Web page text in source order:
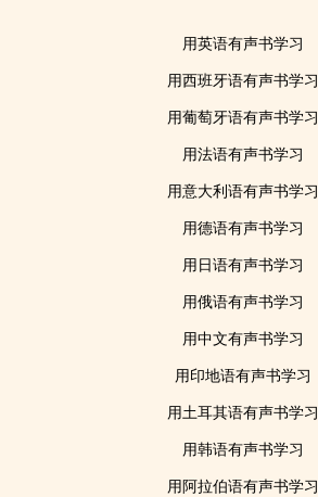
用英语有声书学习
用西班牙语有声书学习
用葡萄牙语有声书学习
用法语有声书学习
用意大利语有声书学习
用德语有声书学习
用日语有声书学习
用俄语有声书学习
用中文有声书学习
用印地语有声书学习
用土耳其语有声书学习
用韩语有声书学习
用阿拉伯语有声书学习